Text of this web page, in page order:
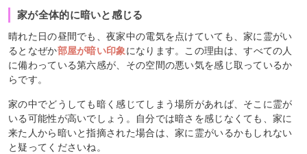
家が全体的に暗いと感じる
晴れた日の昼間でも、夜家中の電気を点けていても、家に霊がい
るとなぜか部屋が暗い印象になります。この理由は、すべての人
に備わっている第六感が、その空間の悪い気を感じ取っているか
らです。
家の中でどうしても暗く感じてしまう場所があれば、そこに霊が
いる可能性が高いでしょう。自分では暗さを感じなくても、家に
来た人から暗いと指摘された場合は、家に霊がいるかもしれない
と疑ってくださいね。